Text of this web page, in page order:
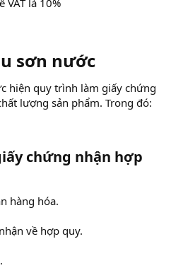
sơn nước
hiện quy trình làm giấy chứng
lượng sản phẩm. Trong đó:
chứng nhận hợp
hàng hóa.
về hợp quy.